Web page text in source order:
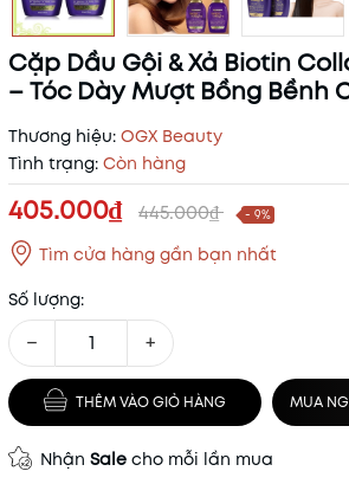
Cặp Dầu Gội & Xả Biotin
– Tóc Dày Mượt Bồng Bềnh
Thương hiệu: OGX Beauty
Tình trạng: Còn hàng
405.000₫ 445.000₫ - 9%
Tìm cửa hàng gần bạn nhất
Số lượng:
− +
THÊM VÀO GIỎ HÀNG MUA
Nhận Sale cho mỗi lần mua